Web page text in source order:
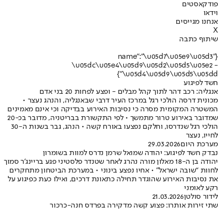
פודקאסטים
וידאו
אנחנו מגייסים
X
שיתוף כתבה
{"name":"\u05d7\u05e9\u05d3
\u05dc\u05e4\u05d9\u05d2\u05d5\u05e2 -
\u05d4\u05d9\u05d5\u05dd"}
חשד לפיגוע
אנגליה: רכב דהר לתוך קהל מבלים - ופצע לפחות 20 בני אדם
מכונית דרסה הולכי רגל במרכז העיר דרבי שבאנגליה, והנהג נעצר •
המשטרה המקומית מסרה כי נסיבות האירוע בבדיקה וכי אינם מאמינים
שמדובר באירוע טרור מתמשך • לפי התקשורת בבריטניה, מדובר בכ-20
הולכי רגל שנדרסו, וחלקם נפצעו באורח קשה • הנהג, גבר בשנות ה-30
לחייו, נעצר
מערכת היום29.03.2026
נבדק חשד לפיגוע: יהודה שמואל שרמן נדרס למוות בשומרון
יהודה בן ה-18 מאלון מורה נהרג לאחר שטנדר פלסטיני פגע בריינג’ר סמוך
לחוות “שובה ישראל” • אחיו נפצע בינוני • במערכת הביטחון מתחקרים
את נסיבות האירוע שהוגדר תחילה כתאונת דרכים, ואילו כעת כפיגוע על
רקע לאומני
לידור סולטן21.03.2026
שתי זירות אותרו: פצוע קשה מדקירה בפרדס חנה-כרכור